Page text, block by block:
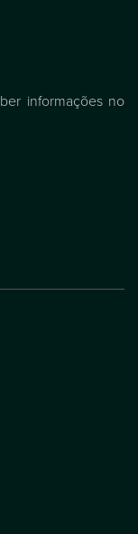
informações no